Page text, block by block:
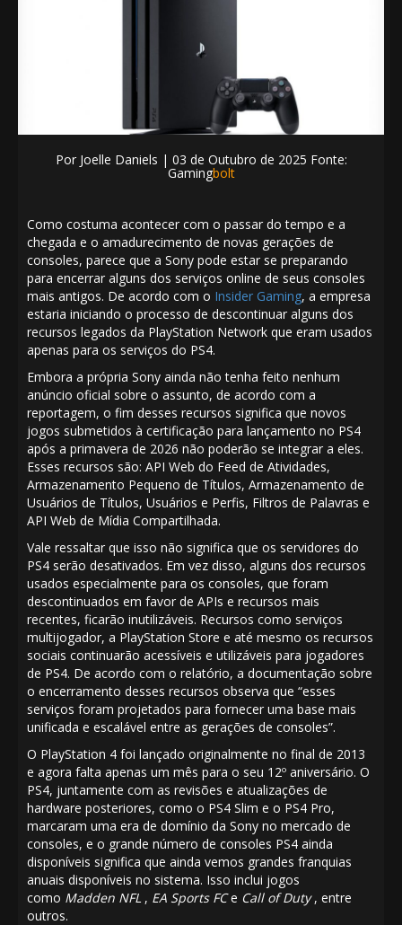
Por Joelle Daniels | 03 de Outubro de 2025 Fonte:
Gamingbolt
Como costuma acontecer com o passar do tempo e a
chegada e o amadurecimento de novas gerações de
consoles, parece que a Sony pode estar se preparando
para encerrar alguns dos serviços online de seus consoles
mais antigos. De acordo com o Insider Gaming, a empresa
estaria iniciando o processo de descontinuar alguns dos
recursos legados da PlayStation Network que eram usados
​​apenas para os serviços do PS4.
Embora a própria Sony ainda não tenha feito nenhum
anúncio oficial sobre o assunto, de acordo com a
reportagem, o fim desses recursos significa que novos
jogos submetidos à certificação para lançamento no PS4
após a primavera de 2026 não poderão se integrar a eles.
Esses recursos são: API Web do Feed de Atividades,
Armazenamento Pequeno de Títulos, Armazenamento de
Usuários de Títulos, Usuários e Perfis, Filtros de Palavras e
API Web de Mídia Compartilhada.
Vale ressaltar que isso não significa que os servidores do
PS4 serão desativados. Em vez disso, alguns dos recursos
usados ​​especialmente para os consoles, que foram
descontinuados em favor de APIs e recursos mais
recentes, ficarão inutilizáveis. Recursos como serviços
multijogador, a PlayStation Store e até mesmo os recursos
sociais continuarão acessíveis e utilizáveis ​​para jogadores
de PS4. De acordo com o relatório, a documentação sobre
o encerramento desses recursos observa que “esses
serviços foram projetados para fornecer uma base mais
unificada e escalável entre as gerações de consoles”.
O PlayStation 4 foi lançado originalmente no final de 2013
e agora falta apenas um mês para o seu 12º aniversário. O
PS4, juntamente com as revisões e atualizações de
hardware posteriores, como o PS4 Slim e o PS4 Pro,
marcaram uma era de domínio da Sony no mercado de
consoles, e o grande número de consoles PS4 ainda
disponíveis significa que ainda vemos grandes franquias
anuais disponíveis no sistema. Isso inclui jogos
como Madden NFL , EA Sports FCe Call of Duty, entre
outros.